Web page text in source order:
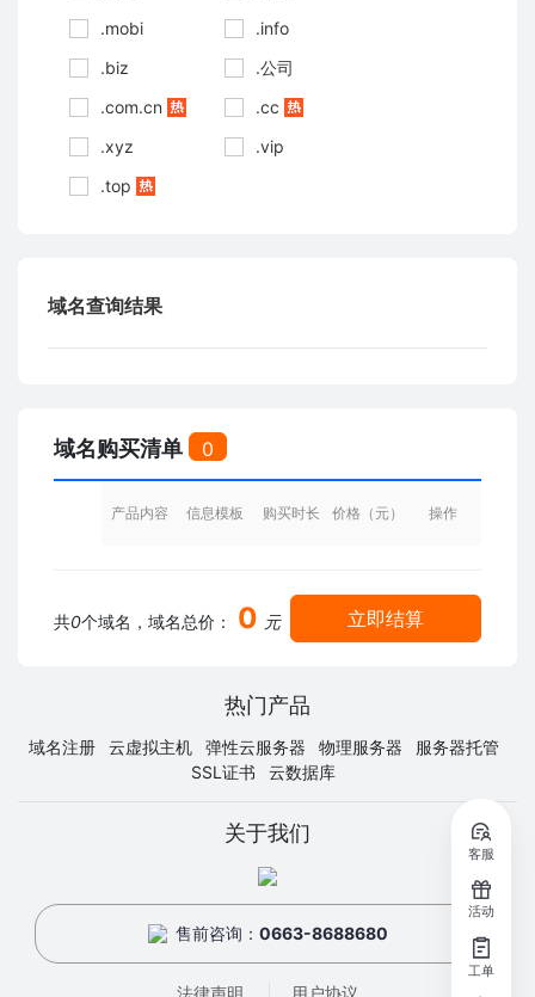
.mobi
.info
.biz
.公司
.com.cn
.cc
.xyz
.vip
.top
域名查询结果
域名购买清单 0
产品内容 信息模板 购买时长 价格（元） 操作
共0个域名，域名总价： 0 元 立即结算
热门产品
域名注册 云虚拟主机 弹性云服务器 物理服务器
服务器托管
SSL证书
云数据库
关于我们
售前咨询： 0663-8688680
法律声明 用户协议
客服
活动
工单